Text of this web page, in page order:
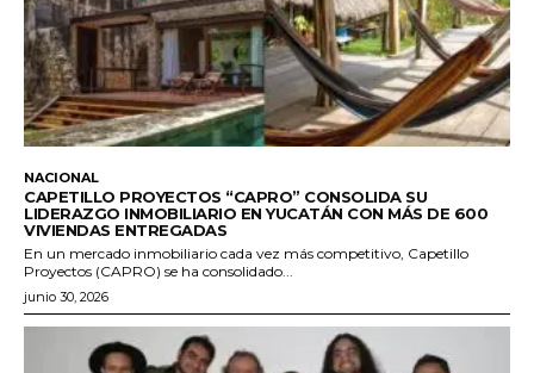
NACIONAL
CAPETILLO PROYECTOS “CAPRO” CONSOLIDA SU
LIDERAZGO INMOBILIARIO EN YUCATÁN CON MÁS DE 600
VIVIENDAS ENTREGADAS
En un mercado inmobiliario cada vez más competitivo, Capetillo
Proyectos (CAPRO) se ha consolidado...
junio 30, 2026